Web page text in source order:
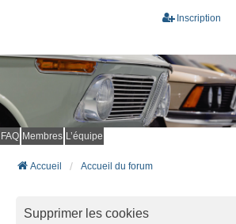
Inscription
FAQ Membres L’équipe
Accueil Accueil du forum
Supprimer les cookies